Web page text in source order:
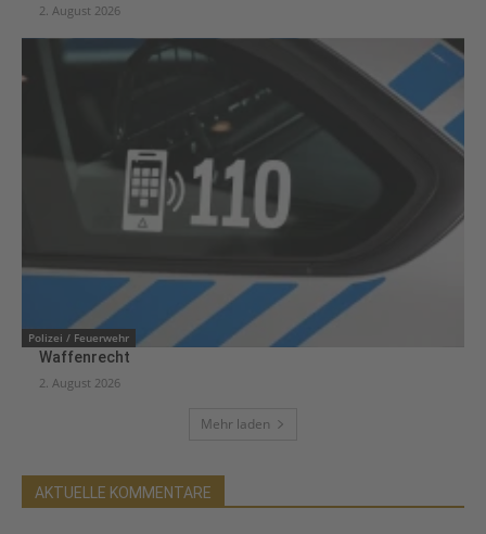
2. August 2026
Polizei / Feuerwehr
Waffenrecht
2. August 2026
Mehr laden
AKTUELLE KOMMENTARE